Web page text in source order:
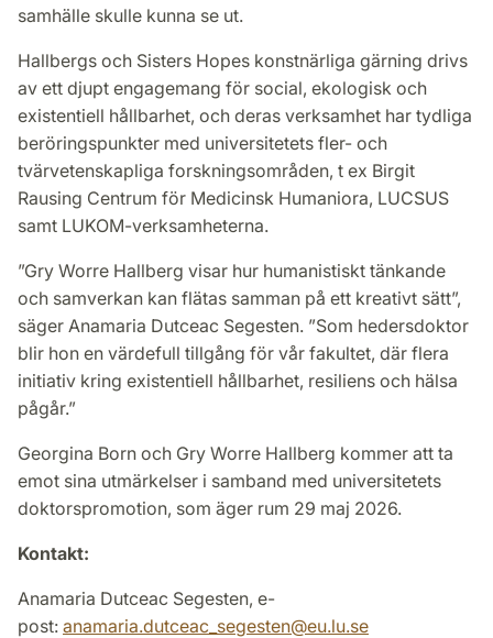
samhälle skulle kunna se ut.
Hallbergs och Sisters Hopes konstnärliga gärning drivs
av ett djupt engagemang för social, ekologisk och
existentiell hållbarhet, och deras verksamhet har tydliga
beröringspunkter med universitetets fler- och
tvärvetenskapliga forskningsområden, t ex Birgit
Rausing Centrum för Medicinsk Humaniora, LUCSUS
samt LUKOM-verksamheterna.
”Gry Worre Hallberg visar hur humanistiskt tänkande
och samverkan kan flätas samman på ett kreativt sätt”,
säger Anamaria Dutceac Segesten. ”Som hedersdoktor
blir hon en värdefull tillgång för vår fakultet, där flera
initiativ kring existentiell hållbarhet, resiliens och hälsa
pågår.”
Georgina Born och Gry Worre Hallberg kommer att ta
emot sina utmärkelser i samband med universitetets
doktorspromotion, som äger rum 29 maj 2026.
Kontakt:
Anamaria Dutceac Segesten, e-
post: anamaria.dutceac_segesten@eu.lu.se